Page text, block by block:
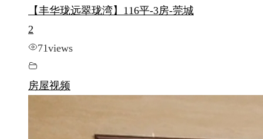
【丰华珑远翠珑湾】116平-3房-莞城
2
71views
房屋视频